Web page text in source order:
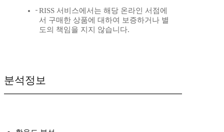
RISS 서비스에서는 해당 온라인 서점에
서 구매한 상품에 대하여 보증하거나 별
도의 책임을 지지 않습니다.
분석정보